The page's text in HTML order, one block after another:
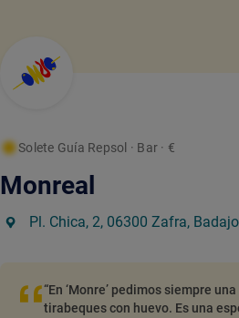
Solete Guía Repsol · Bar · €
Monreal
Pl. Chica, 2, 06300 Zafra,
“En ‘Monre’ pedimos siempre
tirabeques con huevo. Es una